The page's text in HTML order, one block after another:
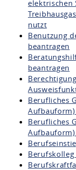
elektrischen
nutzt
Benutzung
beantragen
beantragen
Berufliches
Berufliches